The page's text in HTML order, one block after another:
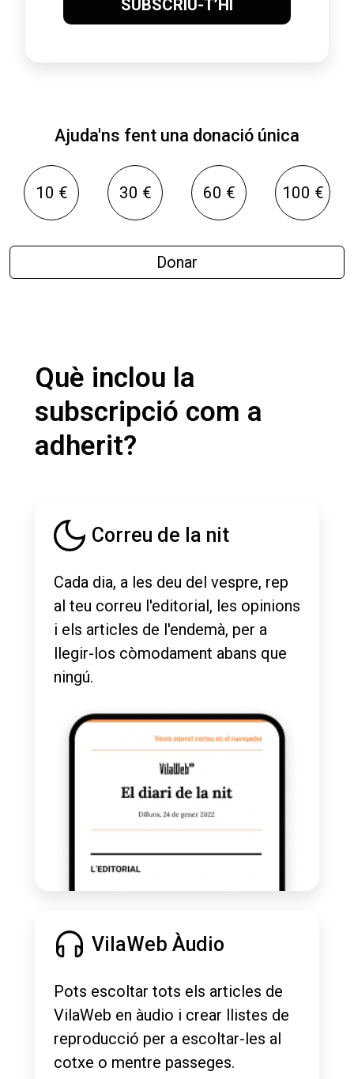
SUBSCRIU-T’HI
Ajuda'ns fent una donació única
10 € 30 € 60 € 100 €
Donar
Què inclou la
subscripció com a
adherit?
Correu de la nit
Cada dia, a les deu del vespre, rep
al teu correu l'editorial, les opinions
i els articles de l'endemà, per a
llegir-los còmodament abans que
ningú.
VilaWeb Àudio
Pots escoltar tots els articles de
VilaWeb en àudio i crear llistes de
reproducció per a escoltar-les al
cotxe o mentre passeges.